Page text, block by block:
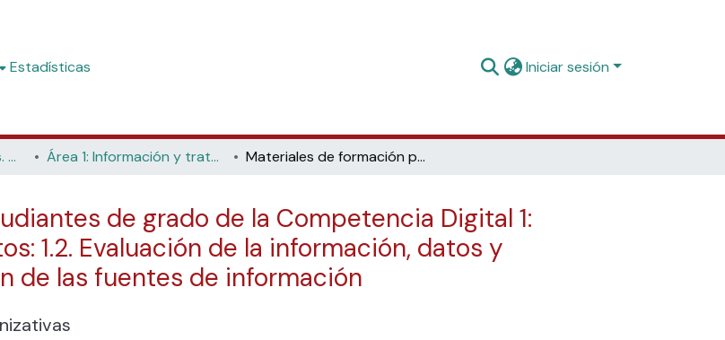
Estadísticas Iniciar sesión
Competencias digitales. Materiales formativos para estudiantes de grado Área 1: Información y tratamiento de datos Materiales de formación para estudiantes de grado de la Competencia Digital 1: Información y tratamiento de datos: 1.2. Evaluación de la información, datos y contenidos digitales: 2. Evaluación de las fuentes de información
de grado de la Competencia Digital 1:
1.2. Evaluación de la información, datos y
de las fuentes de información